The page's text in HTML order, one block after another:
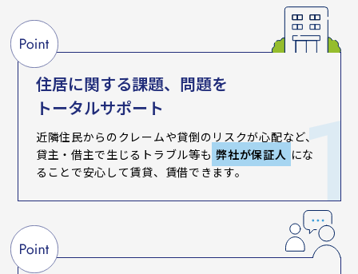
住居に関する課題、問題を
トータルサポート
近隣住民からのクレームや貸倒のリスクが心配など、
貸主・借主で生じるトラブル等も 弊社が保証人 にな
ることで安心して賃貸、賃借できます。